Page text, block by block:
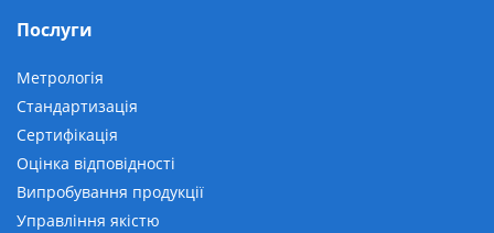
Послуги
Метрологія
Стандартизація
Сертифікація
Оцінка відповідності
Випробування продукції
Управління якістю